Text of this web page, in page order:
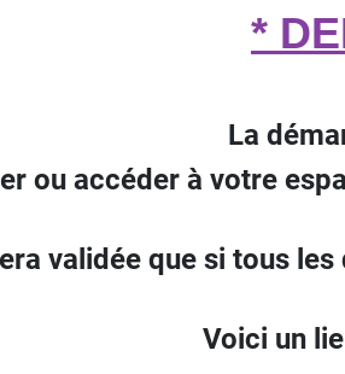
*
La
ou accéder à votre
validée que si tous
Voici un